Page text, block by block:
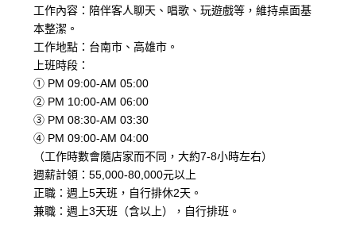
工作內容：陪伴客人聊天、唱歌、玩遊戲等，維持桌面基
本整潔。
工作地點：台南市、高雄市。
上班時段：
① PM 09:00-AM 05:00
② PM 10:00-AM 06:00
③ PM 08:30-AM 03:30
④ PM 09:00-AM 04:00
（工作時數會隨店家而不同，大約7-8小時左右）
週薪計領：55,000-80,000元以上
正職：週上5天班，自行排休2天。
兼職：週上3天班（含以上），自行排班。